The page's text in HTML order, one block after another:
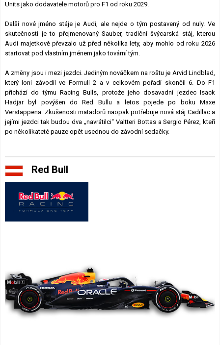
Units jako dodavatele motorů pro F1 od roku 2029.
Další nové jméno stáje je Audi, ale nejde o tým postavený od nuly. Ve
skutečnosti je to přejmenovaný Sauber, tradiční švýcarská stáj, kterou
Audi majetkově převzalo už před několika lety, aby mohlo od roku 2026
startovat pod vlastním jménem jako tovární tým.
A změny jsou i mezi jezdci. Jediným nováčkem na roštu je Arvid Lindblad,
který loni závodil ve Formuli 2 a v celkovém pořadí skončil 6. Do F1
přichází do týmu Racing Bulls, protože jeho dosavadní jezdec Isack
Hadjar byl povýšen do Red Bullu a letos pojede po boku Maxe
Verstappena. Zkušenosti matadorů naopak potřebuje nová stáj Cadillac a
jejími jezdci tak budou dva „navrátilci“ Valtteri Bottas a Sergio Pérez, kteří
po několikateté pauze opět usednou do závodní sedačky.
Red Bull